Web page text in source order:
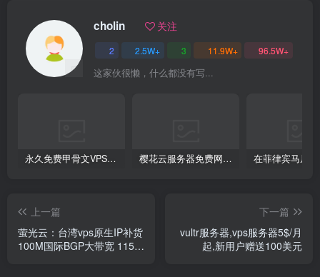
cholin 关注
2 2.5W+ 3 11.9W+ 96.5W+
这家伙很懒，什么都没有写...
永久免费甲骨文VPS云主机,Always free,500Mpbs带宽,长期免费云主机 樱花云服务器免费网站黄页(樱花官网首页入口)
上一篇
萤光云：台湾vps原生IP补货
100M国际BGP大带宽 115
下一篇
vultr服务器,vps服务器5$/月
起,新用户赠送100美元